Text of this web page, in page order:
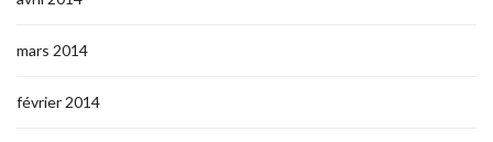
mars 2014
février 2014